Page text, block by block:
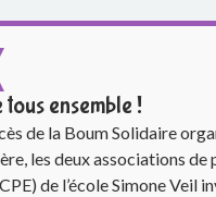
ensemble !
de la Boum Solidaire
les deux associations de
de l’école Simone Veil